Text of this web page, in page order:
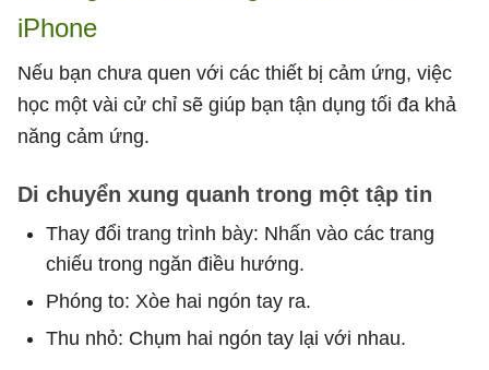
iPhone
Nếu bạn chưa quen với các thiết bị cảm ứng, việc
học một vài cử chỉ sẽ giúp bạn tận dụng tối đa khả
năng cảm ứng.
Di chuyển xung quanh trong một tập tin
Thay đổi trang trình bày: Nhấn vào các trang
chiếu trong ngăn điều hướng.
Phóng to: Xòe hai ngón tay ra.
Thu nhỏ: Chụm hai ngón tay lại với nhau.